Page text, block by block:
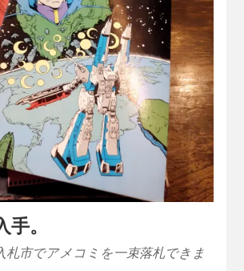
。
札市でアメコミを一束落札できま